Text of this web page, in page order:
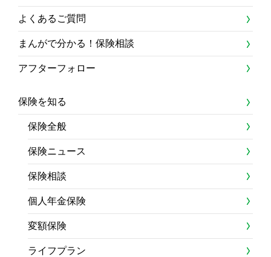
よくあるご質問
まんがで分かる！保険相談
アフターフォロー
保険を知る
保険全般
保険ニュース
保険相談
個人年金保険
変額保険
ライフプラン